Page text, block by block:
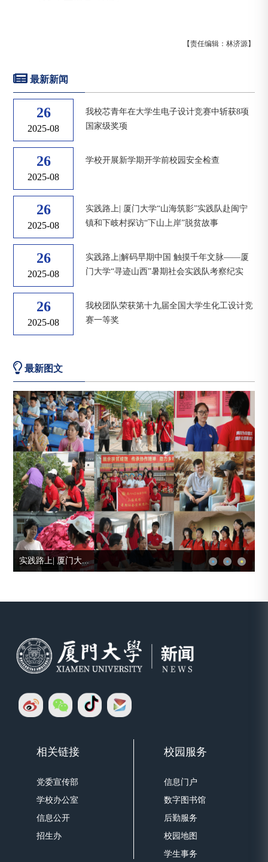
【责任编辑：林济源】
最新新闻
26
2025-08
我校芯青年在大学生电子设计竞赛中斩获8项
国家级奖项
26
2025-08
学校开展新学期开学前校园安全检查
26
2025-08
实践路上| 厦门大学“山海筑影”实践队赴闽宁
镇和下岐村探访“下山上岸”脱贫故事
26
2025-08
实践路上|解码早期中国 触摸千年文脉——厦
门大学“寻迹山西”暑期社会实践队考察纪实
26
2025-08
我校团队荣获第十九届全国大学生化工设计竞
赛一等奖
最新图文
我校芯青年在大学...
相关链接
党委宣传部
学校办公室
信息公开
招生办
校园服务
信息门户
数字图书馆
后勤服务
校园地图
学生事务